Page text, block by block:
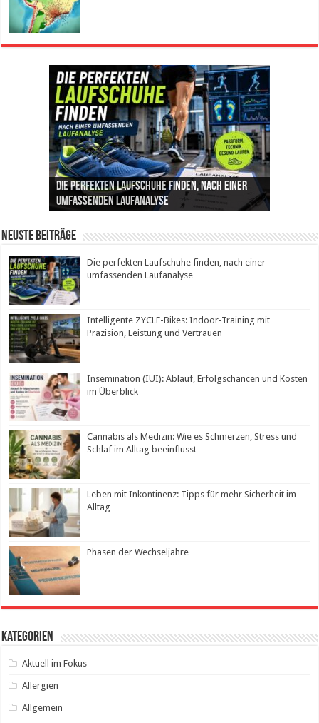
Die perfekten Laufschuhe finden, nach einer
umfassenden Laufanalyse
Intelligente ZYCLE-Bikes: Indoor-Training mit
Präzision, Leistung und Vertrauen
Insemination (IUI): Ablauf, Erfolgschancen und
Kosten im Überblick
Cannabis als Medizin: Wie es Schmerzen, Stress
und Schlaf im Alltag beeinflusst
Leben mit Inkontinenz: Tipps für mehr
Sicherheit im Alltag
Neuste Beiträge
Die perfekten Laufschuhe finden, nach einer
umfassenden Laufanalyse
Intelligente ZYCLE-Bikes: Indoor-Training mit
Präzision, Leistung und Vertrauen
Insemination (IUI): Ablauf, Erfolgschancen und Kosten
im Überblick
Cannabis als Medizin: Wie es Schmerzen, Stress und
Schlaf im Alltag beeinflusst
Leben mit Inkontinenz: Tipps für mehr Sicherheit im
Alltag
Phasen der Wechseljahre
Kategorien
Aktuell im Fokus
Allergien
Allgemein